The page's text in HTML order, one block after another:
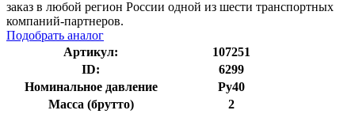
заказ в любой регион России одной из шести транспортных
компаний-партнеров.
Подобрать аналог
Артикул:
107251
ID:
6299
Номинальное давление
Ру40
Масса (брутто)
2